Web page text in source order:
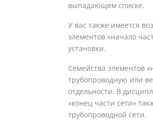
выпадающем списке.
У вас также имеется
элементов «начало
установки.
Семейства элементов
трубопроводную или
отдельности. В
«конец части сети»
трубопроводной сети.